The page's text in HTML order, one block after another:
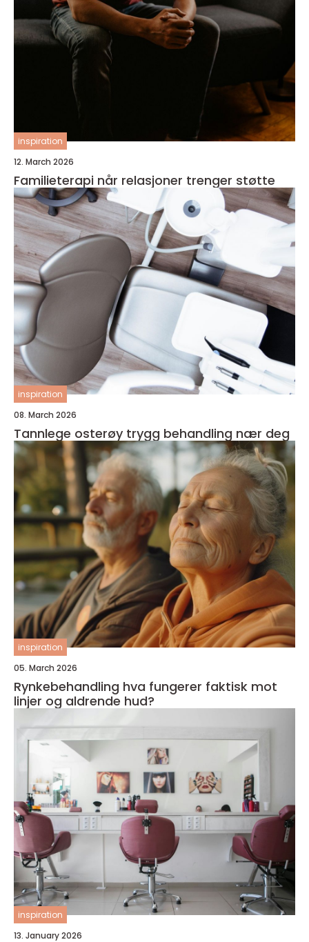
inspiration
12. March 2026
Familieterapi når relasjoner trenger støtte
inspiration
08. March 2026
Tannlege osterøy trygg behandling nær deg
inspiration
05. March 2026
Rynkebehandling hva fungerer faktisk mot
linjer og aldrende hud?
inspiration
13. January 2026